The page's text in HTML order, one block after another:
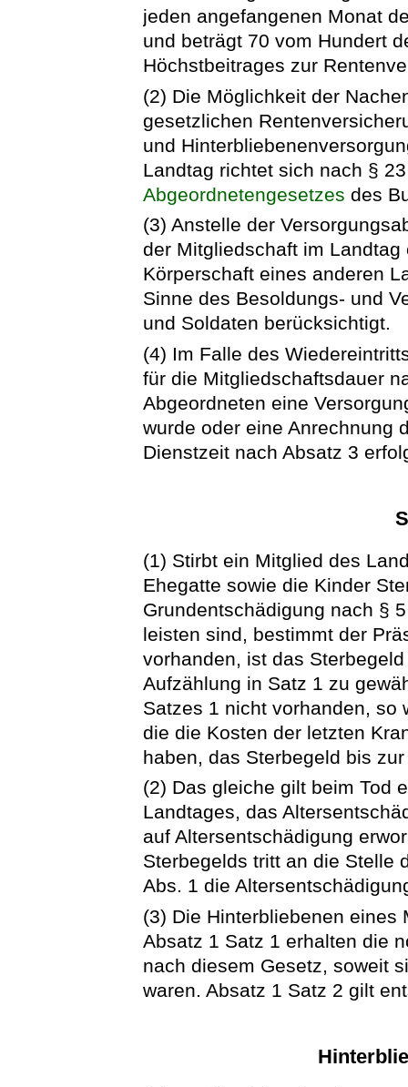
jeden angefangenen Monat
und beträgt 70 vom Hundert
Höchstbeitrages zur
(2) Die Möglichkeit der
gesetzlichen
und
Landtag richtet sich nach §
Abgeordnetengesetzes des
(3) Anstelle der
der Mitgliedschaft im
Körperschaft eines anderen
Sinne des Besoldungs- und
und Soldaten berücksichtigt.
(4) Im Falle des
für die Mitgliedschaftsdauer
Abgeordneten eine
wurde oder eine Anrechnung
Dienstzeit nach Absatz 3
(1) Stirbt ein Mitglied des
Ehegatte sowie die Kinder
Grundentschädigung nach §
leisten sind, bestimmt der
vorhanden, ist das
Aufzählung in Satz 1 zu
Satzes 1 nicht vorhanden, so
die die Kosten der letzten
haben, das Sterbegeld bis
(2) Das gleiche gilt beim Tod
Landtages, das
auf Altersentschädigung
Sterbegelds tritt an die Stelle
Abs. 1 die
(3) Die Hinterbliebenen
Absatz 1 Satz 1 erhalten die
nach diesem Gesetz, soweit
waren. Absatz 1 Satz 2 gilt